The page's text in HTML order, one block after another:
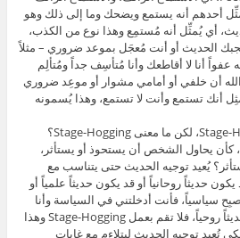
أحدهم أنه يستمع ويضحك وما إلى ذلك وهو
أي يُمثِّل أنه مُستمِع وهذا نوع من الكذب،
يُعجبك الحديث أو أنت مُعجَل بموعد ضروري – مثلاً
أنا لا أقاطعك وأنا مُتأسِف جداً ومُتألِم
أن خلفي أو أمامي مشوار أو موعِد ضروري
أنك تستمع وأنت لا تستمع، وهذا يُسمونه
ذكرت أيضاً خطأ إسمه Stage-Hogging، لكن ما معنى Stage-Hogging؟
كأن يحاول الشخص أن يستحوذ أو يستأثر،
يُعيد توجيه الحديث حتى يتناسب مع
حديثاً روحانياً أو قد يكون حديثاً علمياً أو
سياسياً، فأنت أدخلتني في السياسة وأنا
ليس لي علاقة بها، أنا أتحدَّث حديثاً روحياً، فلا تقم بعمل Stage-Hogging وهذا
تُعيد توجيه الحديث ليتلاءم مع غايات